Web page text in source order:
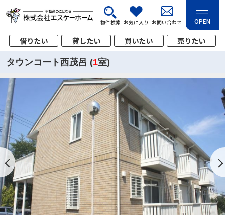
物件検索 お気に入り お問い合わせ OPEN
借りたい 貸したい 買いたい 売りたい
タウンコート西茂呂 (1室)